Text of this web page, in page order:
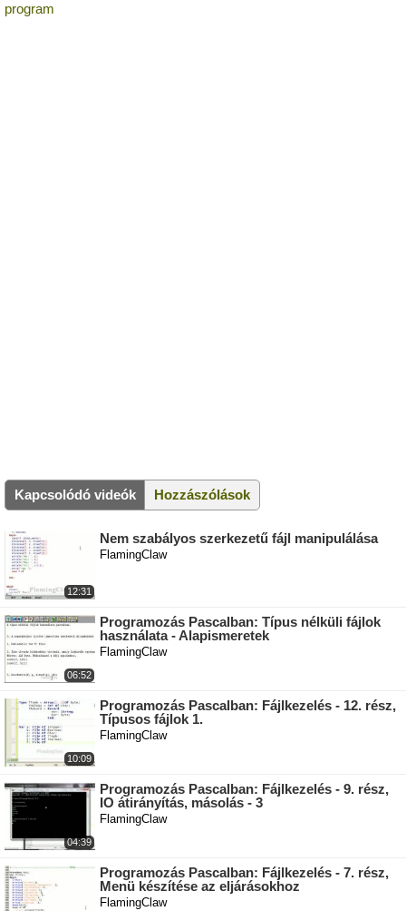
program
Kapcsolódó videók Hozzászólások
12:31
Nem szabályos szerkezetű fájl manipulálása
FlamingClaw
06:52
Programozás Pascalban: Típus nélküli fájlok
használata - Alapismeretek
FlamingClaw
10:09
Programozás Pascalban: Fájlkezelés - 12. rész,
Típusos fájlok 1.
FlamingClaw
04:39
Programozás Pascalban: Fájlkezelés - 9. rész,
IO átirányítás, másolás - 3
FlamingClaw
Programozás Pascalban: Fájlkezelés - 7. rész,
Menü készítése az eljárásokhoz
FlamingClaw